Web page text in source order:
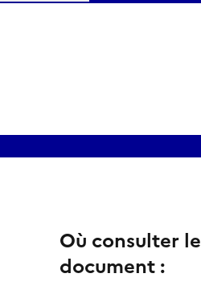
Où consulter le
document :